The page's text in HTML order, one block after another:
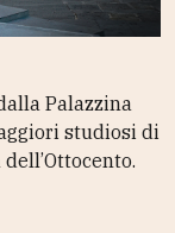
Palazzina
studiosi di